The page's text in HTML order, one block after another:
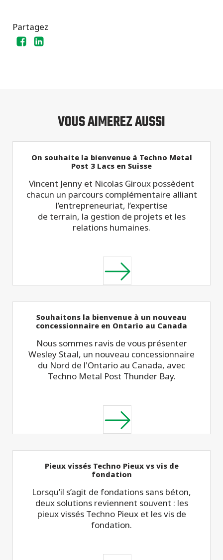
Partagez
VOUS AIMEREZ AUSSI
On souhaite la bienvenue à Techno Metal
Post 3 Lacs en Suisse
Vincent Jenny et Nicolas Giroux possèdent
chacun un parcours complémentaire alliant
l’entrepreneuriat, l’expertise
de terrain, la gestion de projets et les
relations humaines.
Souhaitons la bienvenue à un nouveau
concessionnaire en Ontario au Canada
Nous sommes ravis de vous présenter
Wesley Staal, un nouveau concessionnaire
du Nord de l'Ontario au Canada, avec
Techno Metal Post Thunder Bay.
Pieux vissés Techno Pieux vs vis de
fondation
Lorsqu’il s’agit de fondations sans béton,
deux solutions reviennent souvent : les
pieux vissés Techno Pieux et les vis de
fondation.